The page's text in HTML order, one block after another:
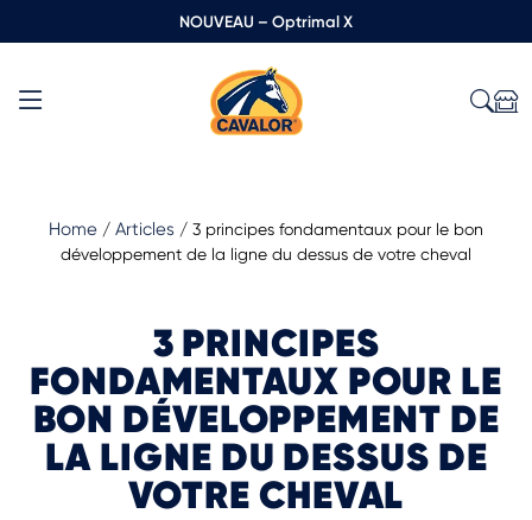
NOUVEAU – Optrimal X
Home / Articles / 3 principes fondamentaux pour le bon
développement de la ligne du dessus de votre cheval
3 PRINCIPES
FONDAMENTAUX POUR LE
BON DÉVELOPPEMENT DE
LA LIGNE DU DESSUS DE
VOTRE CHEVAL